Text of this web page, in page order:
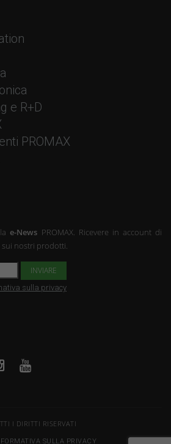
e R+D
PROMAX
e-News PROMAX. Ricevere in account di
nostri prodotti.
sulla privacy
I DIRITTI RISERVATI
SULLA PRIVACY